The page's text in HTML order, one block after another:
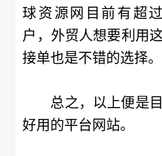
球资源网目前有超
户，外贸人想要利用
接单也是不错的选择。
总之，以上便是
好用的平台网站。